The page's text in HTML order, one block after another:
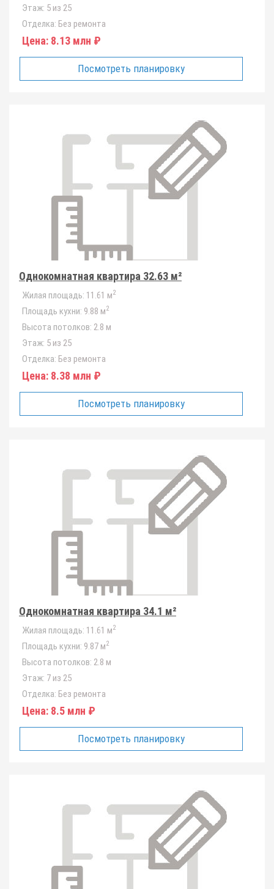
Этаж: 5 из 25
Отделка: Без ремонта
Цена: 8.13 млн ₽
Посмотреть планировку
Однокомнатная квартира 32.63 м²
Жилая площадь: 11.61 м2
Площадь кухни: 9.88 м2
Высота потолков: 2.8 м
Этаж: 5 из 25
Отделка: Без ремонта
Цена: 8.38 млн ₽
Посмотреть планировку
Однокомнатная квартира 34.1 м²
Жилая площадь: 11.61 м2
Площадь кухни: 9.87 м2
Высота потолков: 2.8 м
Этаж: 7 из 25
Отделка: Без ремонта
Цена: 8.5 млн ₽
Посмотреть планировку